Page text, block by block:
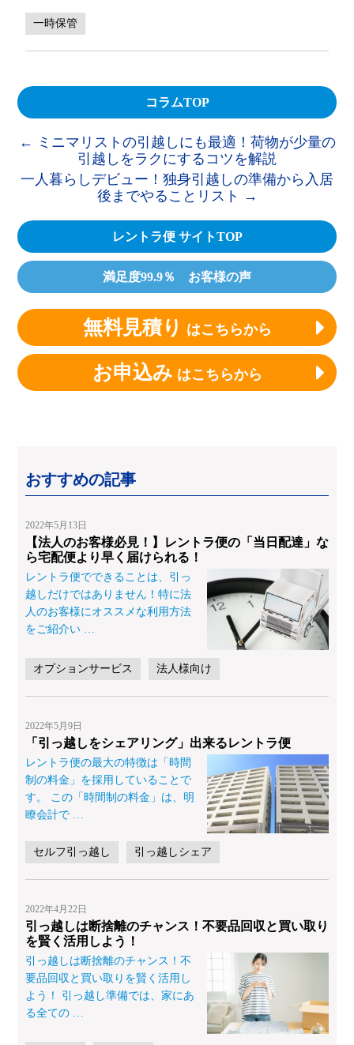
一時保管
コラムTOP
← ミニマリストの引越しにも最適！荷物が少量の
引越しをラクにするコツを解説
一人暮らしデビュー！独身引越しの準備から入居
後までやることリスト →
レントラ便 サイトTOP
満足度99.9％ お客様の声
無料見積り はこちらから
お申込み はこちらから
おすすめの記事
2022年5月13日
【法人のお客様必見！】レントラ便の「当日配達」な
ら宅配便より早く届けられる！
レントラ便でできることは、引っ
越しだけではありません！特に法
人のお客様にオススメな利用方法
をご紹介い …
オプションサービス 法人様向け
2022年5月9日
「引っ越しをシェアリング」出来るレントラ便
レントラ便の最大の特徴は「時間
制の料金」を採用していることで
す。 この「時間制の料金」は、明
瞭会計で
セルフ引っ越し 引っ越しシェア
2022年4月22日
引っ越しは断捨離のチャンス！不要品回収と買い取り
を賢く活用しよう！
引っ越しは断捨離のチャンス！不
要品回収と買い取りを賢く活用し
よう！ 引っ越し準備では、家にあ
る全ての …